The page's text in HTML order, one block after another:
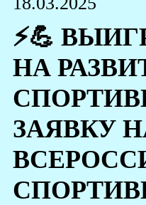
⚡️💪
НА
ЗАЯВКУ